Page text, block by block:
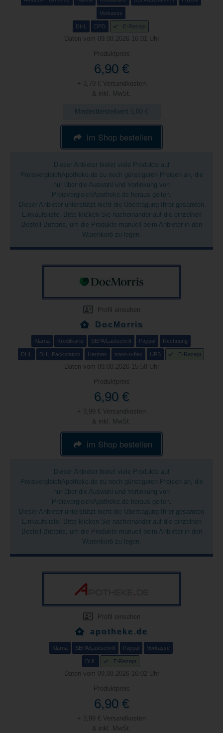
Vorkasse
DHL DPD E-Rezept
Daten vom 09.08.2026 16:01 Uhr
Produktpreis
6,90 €
+ 3,79 € Versandkosten
& inkl. MwSt.
Mindestbestellwert 5,00 €
im Shop bestellen
Dieser Anbieter bietet viele Produkte auf
PreisvergleichApotheke.de zu noch günstigeren Preisen an, die
nur über die Auswahl und Verlinkung von
PreisvergleichApotheke.de heraus gelten.
Dieser Anbieter unterstützt nicht die Übertragung Ihrer gesamten
Einkaufsliste. Bitte klicken Sie nacheinander auf die einzelnen
Bestell-Buttons, um die Produkte manuell beim Anbieter in den
Warenkorb zu legen.
Profil einsehen
DocMorris
Klarna Kreditkarte SEPA/Lastschrift Paypal Rechnung
DHL DHL Packstation Hermes trans-o-flex UPS E-Rezept
Daten vom 09.08.2026 15:58 Uhr
Produktpreis
6,90 €
+ 3,99 € Versandkosten
& inkl. MwSt.
im Shop bestellen
Dieser Anbieter bietet viele Produkte auf
PreisvergleichApotheke.de zu noch günstigeren Preisen an, die
nur über die Auswahl und Verlinkung von
PreisvergleichApotheke.de heraus gelten.
Dieser Anbieter unterstützt nicht die Übertragung Ihrer gesamten
Einkaufsliste. Bitte klicken Sie nacheinander auf die einzelnen
Bestell-Buttons, um die Produkte manuell beim Anbieter in den
Warenkorb zu legen.
Profil einsehen
apotheke.de
Klarna SEPA/Lastschrift Paypal Vorkasse
DHL E-Rezept
Daten vom 09.08.2026 16:02 Uhr
Produktpreis
6,90 €
+ 3,99 € Versandkosten
& inkl. MwSt.